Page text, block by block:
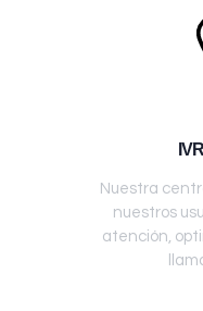
Nuestra
nuestros
atención,